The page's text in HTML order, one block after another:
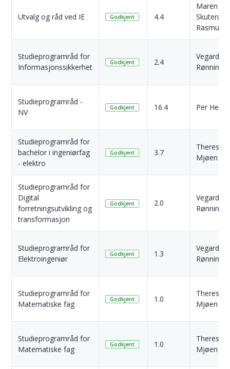
Utvalg og råd ved IE Godkjent 4.4
Maren
Skuterud
Studieprogramråd for
Informasjonssikkerhet
Godkjent 2.4
Vegard
Rønning
Studieprogramråd -
NV
Godkjent 16.4 Per
Studieprogramråd for
bachelor i ingeniørfag
- elektro
Godkjent 3.7
Therese
Mjøen
Studieprogramråd for
Digital
forretningsutvikling og
transformasjon
Godkjent 2.0
Vegard
Rønning
Studieprogramråd for
Elektroingeniør
Godkjent 1.3
Vegard
Rønning
Studieprogramråd for
Matematiske fag
Godkjent 1.0
Therese
Mjøen
Studieprogramråd for
Matematiske fag
Godkjent 1.0
Therese
Mjøen